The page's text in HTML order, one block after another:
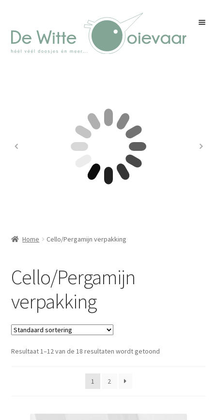
Over drukwerk
Home Cello/Pergamijn verpakking
Cello/Pergamijn
verpakking
Resultaat 1–12 van de 18 resultaten wordt getoond
1 2